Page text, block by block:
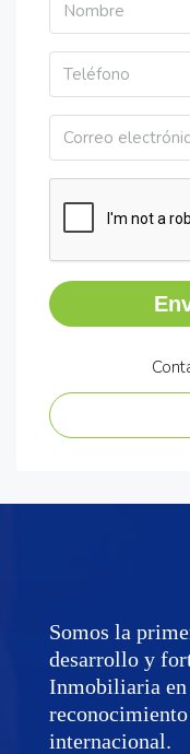
Somos la
desarrollo y
Inmobiliaria en
internacional.